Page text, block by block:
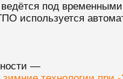
под временными
используется
—